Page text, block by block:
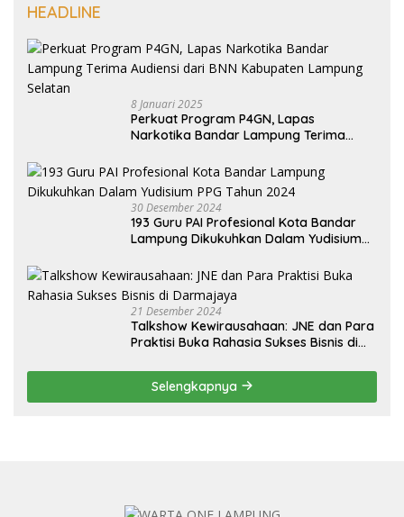
HEADLINE
8 Januari 2025
Perkuat Program P4GN, Lapas
Narkotika Bandar Lampung Terima
Selatan
30 Desember 2024
193 Guru PAI Profesional Kota Bandar
Lampung Dikukuhkan Dalam Yudisium
21 Desember 2024
Talkshow Kewirausahaan: JNE dan Para
Praktisi Buka Rahasia Sukses Bisnis di
Selengkapnya